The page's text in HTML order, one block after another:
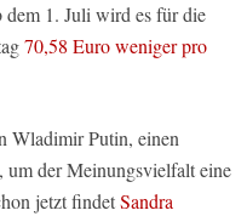
dem 1. Juli wird es für die
70,58 Euro weniger pro
Wladimir Putin, einen
um der Meinungsvielfalt eine
jetzt findetSandra